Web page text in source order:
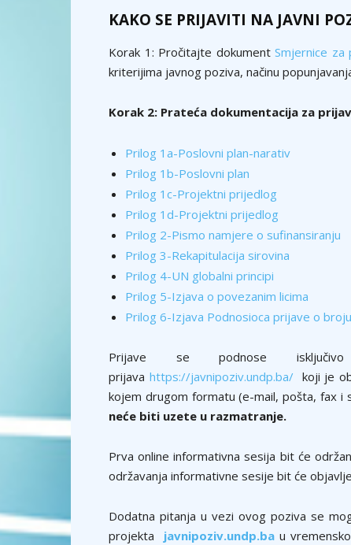
KAKO SE PRIJAVITI NA JAVNI
Korak 1: Pročitajte dokumentSmjernice za
kriterijima javnog poziva, načinu
Korak 2: Prateća dokumentacija za
Prilog 1a-Poslovni plan-narativ
Prilog 1b-Poslovni plan
Prilog 1c-Projektni prijedlog
Prilog 1d-Projektni prijedlog
Prilog 2-Pismo namjere o sufinansiranju
Prilog 3-Rekapitulacija sirovina
Prilog 4-UN globalni principi
Prilog 5-Izjava o povezanim licima
Prilog 6-Izjava Podnosioca prijave o
Prijave se podnose
prijava https://javnipoziv.undp.ba/koji je
kojem drugom formatu (e-mail, pošta, fax i
neće biti uzete u razmatranje.
Prva online informativna sesija bit će
održavanja informativne sesije bit će
Dodatna pitanja u vezi ovog poziva se
projekta
javnipoziv.undp.ba u